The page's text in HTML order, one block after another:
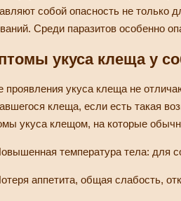
собой опасность не только
Среди паразитов особенно
укуса клеща у
проявления укуса клеща не
клеща, если есть такая
укуса клещом, на которые
температура тела: для
аппетита, общая слабость,